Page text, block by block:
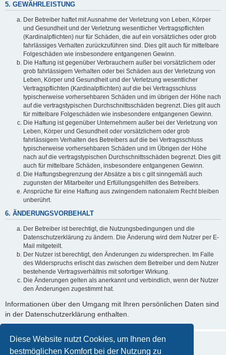
Diese Website nutzt Cookies, um Ihnen den
bestmöglichen Komfort bei der Nutzung zu
5. GEWÄHRLEISTUNG
Der Betreiber haftet mit Ausnahme der Verletzung von Leben, Körper
und Gesundheit und der Verletzung wesentlicher Vertragspflichten
(Kardinalpflichten) nur für Schäden, die auf ein vorsätzliches oder grob
fahrlässiges Verhalten zurückzuführen sind. Dies gilt auch für mittelbare
Folgeschäden wie insbesondere entgangenen Gewinn.
Die Haftung ist gegenüber Verbrauchern außer bei vorsätzlichem oder
grob fahrlässigem Verhalten oder bei Schäden aus der Verletzung von
Leben, Körper und Gesundheit und der Verletzung wesentlicher
Vertragspflichten (Kardinalpflichten) auf die bei Vertragsschluss
typischerweise vorhersehbaren Schäden und im übrigen der Höhe nach
auf die vertragstypischen Durchschnittsschäden begrenzt. Dies gilt auch
für mittelbare Folgeschäden wie insbesondere entgangenen Gewinn.
Die Haftung ist gegenüber Unternehmern außer bei der Verletzung von
Leben, Körper und Gesundheit oder vorsätzlichem oder grob
fahrlässigem Verhalten des Betreibers auf die bei Vertragsschluss
typischerweise vorhersehbaren Schäden und im Übrigen der Höhe
nach auf die vertragstypischen Durchschnittsschäden begrenzt. Dies gilt
auch für mittelbare Schäden, insbesondere entgangenen Gewinn.
Die Haftungsbegrenzung der Absätze a bis c gilt sinngemäß auch
zugunsten der Mitarbeiter und Erfüllungsgehilfen des Betreibers.
Ansprüche für eine Haftung aus zwingendem nationalem Recht bleiben
unberührt.
6. ÄNDERUNGSVORBEHALT
Der Betreiber ist berechtigt, die Nutzungsbedingungen und die
Datenschutzerklärung zu ändern. Die Änderung wird dem Nutzer per E-
Mail mitgeteilt.
Der Nutzer ist berechtigt, den Änderungen zu widersprechen. Im Falle
des Widerspruchs erlischt das zwischen dem Betreiber und dem Nutzer
bestehende Vertragsverhältnis mit sofortiger Wirkung.
Die Änderungen gelten als anerkannt und verbindlich, wenn der Nutzer
den Änderungen zugestimmt hat.
Informationen über den Umgang mit Ihren persönlichen Daten sind
in der Datenschutzerklärung enthalten.